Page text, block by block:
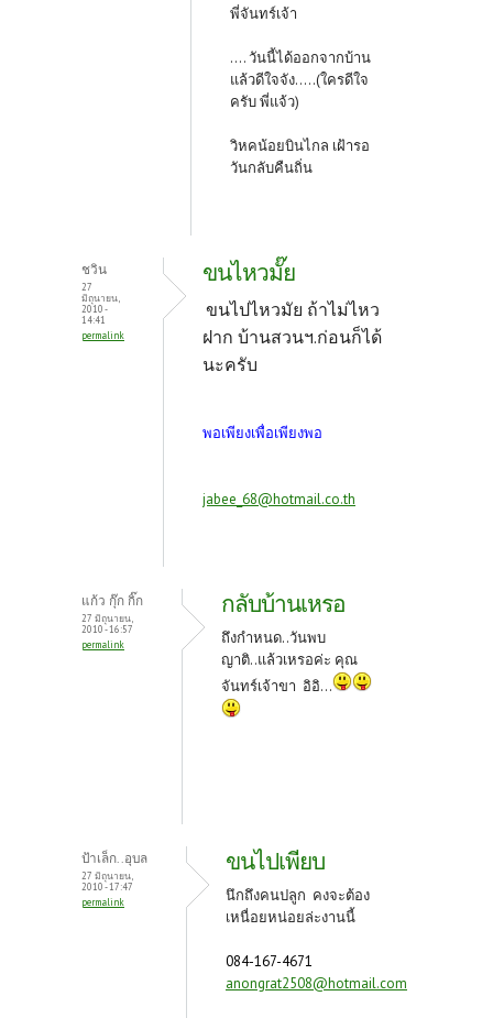
พี่จันทร์เจ้า
.... วันนี้ได้ออกจากบ้าน
แล้วดีใจจัง.....(ใครดีใจ
ครับ พี่แจ้ว)
วิหคน้อยบินไกล เฝ้ารอ
วันกลับคืนถิ่น
ชวิน
27
มิถุนายน,
2010 -
14:41
permalink
ขนไหวมั๊ย
ขนไปไหวมัย ถ้าไม่ไหว
ฝาก บ้านสวนฯ.ก่อนก็ได้
นะครับ
พอเพียงเพื่อเพียงพอ
jabee_68@hotmail.co.th
แก้ว กุ๊ก กิ๊ก
27 มิถุนายน,
2010 - 16:57
permalink
กลับบ้านเหรอ
ถึงกำหนด..วันพบ
ญาติ..แล้วเหรอค่ะ คุณ
จันทร์เจ้าขา อิอิ...
ป้าเล็ก..อุบล
27 มิถุนายน,
2010 - 17:47
permalink
ขนไปเพียบ
นึกถึงคนปลูก คงจะต้อง
เหนื่อยหน่อยล่ะงานนี้
084-167-4671
anongrat2508@hotmail.com